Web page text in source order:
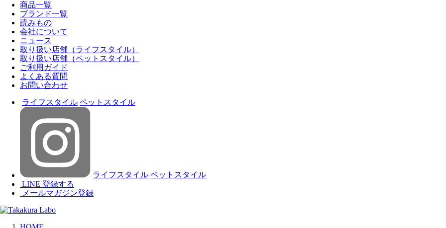
商品一覧
ブランド一覧
読みもの
会社について
ニュース
取り扱い店舗（ライフスタイル）
取り扱い店舗（ペットスタイル）
ご利用ガイド
よくある質問
お問い合わせ
ライフスタイル ペットスタイル
ライフスタイル ペットスタイル
LINE 登録する
メールマガジン登録